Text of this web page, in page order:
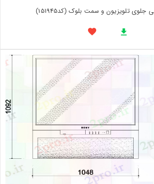
تلویزیون و سمت بلوک (کد151945)